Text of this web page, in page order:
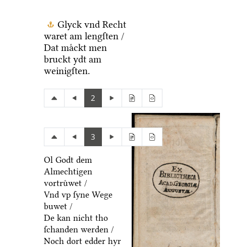
Glyck vnd Recht
waret am lengſten /
Dat maͤckt men
bruckt ydt am
weinigſten.
2
3
Ol Godt dem
Almechtigen
vortruͤwet /
Vnd vp ſyne Wege
buwet /
De kan nicht tho
ſchanden werden /
Noch dort edder hyr